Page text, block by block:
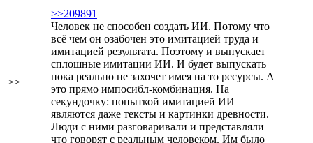
>>
>>209891
Человек не способен создать ИИ. Потому что
всё чем он озабочен это имитацией труда и
имитацией результата. Поэтому и выпускает
сплошные имитации ИИ. И будет выпускать
пока реально не захочет имея на то ресурсы. А
это прямо импосибл-комбинация. На
секундочку: попыткой имитацией ИИ
являются даже тексты и картинки древности.
Люди с ними разговаривали и представляли
что говорят с реальным человеком. Им было